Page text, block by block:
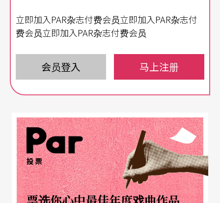
音表演的「现场电影」等）。不只如此，在同一单
的《山林》、奈鸠．布朗（Nigel Brown）的《家庭
工厂》及许雁婷的《水上乐园》，供现场的观众于
微明影厅中聆听。这三部声音纪录片，亦构成在影
展期间于「立方计划空间」开幕的「电影耳：记录
声音／声音纪录」的展出作品之一。由澎叶生策划
的「电影耳：记录声音／声音纪录」作为平行于影
展，又同时独立的展览，一方面对于记录与声音乃
至影像之间的多重关系，展开辩证。另一方面，对
立即加入PAR杂志付费会员立即加入PAR杂志付
费会员立即加入PAR杂志付费会员
会员登入 马上注册
投票